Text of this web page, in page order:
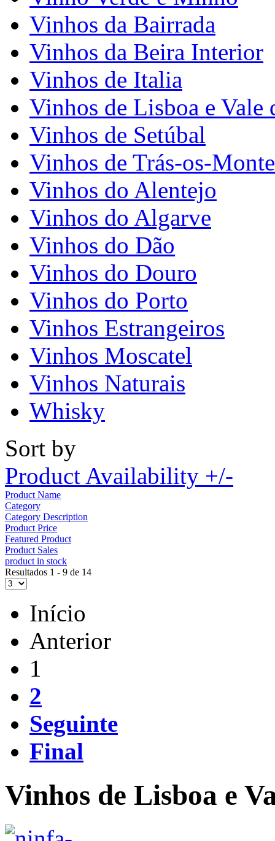
Vinhos da Bairrada
Vinhos da Beira Interior
Vinhos de Italia
Vinhos de Lisboa e Vale
Vinhos de Setúbal
Vinhos de Trás-os-
Vinhos do Alentejo
Vinhos do Algarve
Vinhos do Dão
Vinhos do Douro
Vinhos do Porto
Vinhos Estrangeiros
Vinhos Moscatel
Vinhos Naturais
Whisky
Sort by
Product Availability +/-
Product Name
Category
Category Description
Product Price
Featured Product
Product Sales
product in stock
Resultados 1 - 9 de 14
Início
Anterior
1
2
Seguinte
Final
Vinhos de Lisboa e